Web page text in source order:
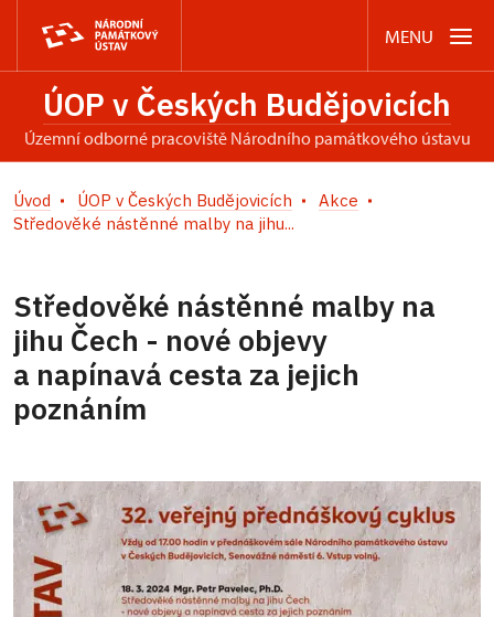
MENU
ÚOP v Českých Budějovicích
územní odborné pracoviště Národního památkového ústavu
Úvod ÚOP v Českých Budějovicích
Akce
Středověké nástěnné malby na jihu...
Středověké nástěnné malby na
jihu Čech - nové objevy
a napínavá cesta za jejich
poznáním